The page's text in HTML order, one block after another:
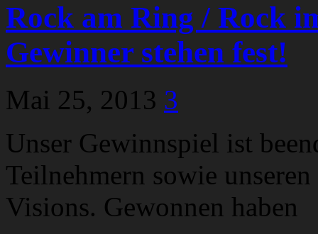
Rock am Ring / Rock
Gewinner stehen fest!
Mai 25, 2013 3
Unser Gewinnspiel ist
Teilnehmern sowie
Visions. Gewonnen haben